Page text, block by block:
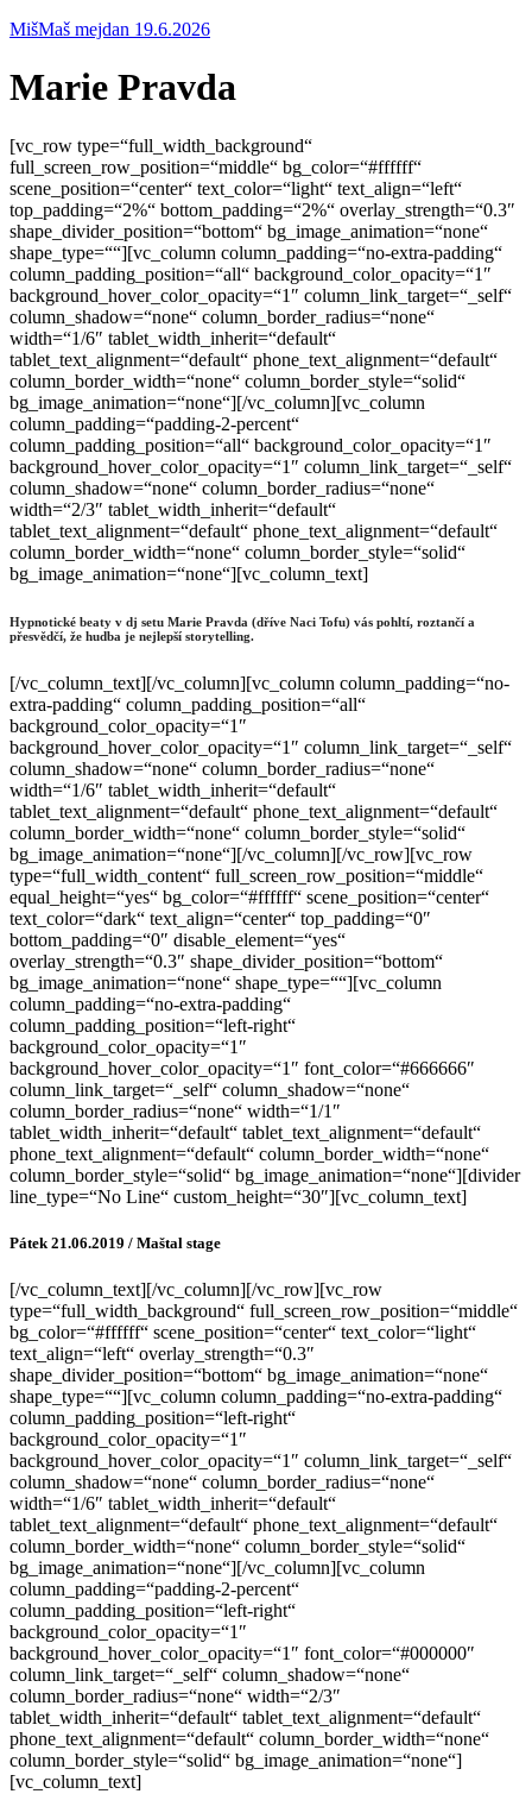
MišMaš mejdan 19.6.2026
Marie Pravda
[vc_row type=“full_width_background“
full_screen_row_position=“middle“ bg_color=“#ffffff“
scene_position=“center“ text_color=“light“ text_align=“left“
top_padding=“2%“ bottom_padding=“2%“ overlay_strength=“0.3″
shape_divider_position=“bottom“ bg_image_animation=“none“
shape_type=““][vc_column column_padding=“no-extra-padding“
column_padding_position=“all“ background_color_opacity=“1″
background_hover_color_opacity=“1″ column_link_target=“_self“
column_shadow=“none“ column_border_radius=“none“
width=“1/6″ tablet_width_inherit=“default“
tablet_text_alignment=“default“ phone_text_alignment=“default“
column_border_width=“none“ column_border_style=“solid“
bg_image_animation=“none“][/vc_column][vc_column
column_padding=“padding-2-percent“
column_padding_position=“all“ background_color_opacity=“1″
background_hover_color_opacity=“1″ column_link_target=“_self“
column_shadow=“none“ column_border_radius=“none“
width=“2/3″ tablet_width_inherit=“default“
tablet_text_alignment=“default“ phone_text_alignment=“default“
column_border_width=“none“ column_border_style=“solid“
bg_image_animation=“none“][vc_column_text]
Hypnotické beaty v dj setu Marie Pravda (dříve Naci Tofu) vás pohltí, roztančí a
přesvědčí, že hudba je nejlepší storytelling.
[/vc_column_text][/vc_column][vc_column column_padding=“no-
extra-padding“ column_padding_position=“all“
background_color_opacity=“1″
background_hover_color_opacity=“1″ column_link_target=“_self“
column_shadow=“none“ column_border_radius=“none“
width=“1/6″ tablet_width_inherit=“default“
tablet_text_alignment=“default“ phone_text_alignment=“default“
column_border_width=“none“ column_border_style=“solid“
bg_image_animation=“none“][/vc_column][/vc_row][vc_row
type=“full_width_content“ full_screen_row_position=“middle“
equal_height=“yes“ bg_color=“#ffffff“ scene_position=“center“
text_color=“dark“ text_align=“center“ top_padding=“0″
bottom_padding=“0″ disable_element=“yes“
overlay_strength=“0.3″ shape_divider_position=“bottom“
bg_image_animation=“none“ shape_type=““][vc_column
column_padding=“no-extra-padding“
column_padding_position=“left-right“
background_color_opacity=“1″
background_hover_color_opacity=“1″ font_color=“#666666″
column_link_target=“_self“ column_shadow=“none“
column_border_radius=“none“ width=“1/1″
tablet_width_inherit=“default“ tablet_text_alignment=“default“
phone_text_alignment=“default“ column_border_width=“none“
column_border_style=“solid“ bg_image_animation=“none“][divider
line_type=“No Line“ custom_height=“30″][vc_column_text]
Pátek 21.06.2019 / Maštal stage
[/vc_column_text][/vc_column][/vc_row][vc_row
type=“full_width_background“ full_screen_row_position=“middle“
bg_color=“#ffffff“ scene_position=“center“ text_color=“light“
text_align=“left“ overlay_strength=“0.3″
shape_divider_position=“bottom“ bg_image_animation=“none“
shape_type=““][vc_column column_padding=“no-extra-padding“
column_padding_position=“left-right“
background_color_opacity=“1″
background_hover_color_opacity=“1″ column_link_target=“_self“
column_shadow=“none“ column_border_radius=“none“
width=“1/6″ tablet_width_inherit=“default“
tablet_text_alignment=“default“ phone_text_alignment=“default“
column_border_width=“none“ column_border_style=“solid“
bg_image_animation=“none“][/vc_column][vc_column
column_padding=“padding-2-percent“
column_padding_position=“left-right“
background_color_opacity=“1″
background_hover_color_opacity=“1″ font_color=“#000000″
column_link_target=“_self“ column_shadow=“none“
column_border_radius=“none“ width=“2/3″
tablet_width_inherit=“default“ tablet_text_alignment=“default“
phone_text_alignment=“default“ column_border_width=“none“
column_border_style=“solid“ bg_image_animation=“none“]
[vc_column_text]